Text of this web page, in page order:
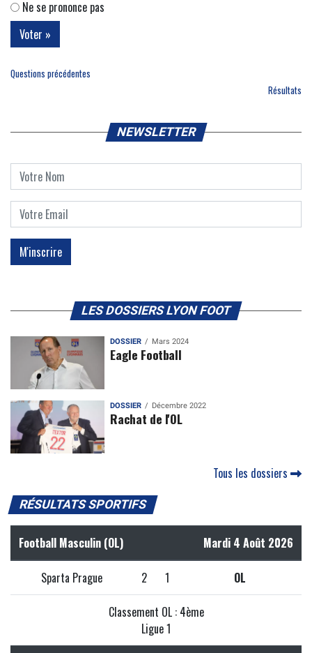
Ne se prononce pas
Questions précédentes
Résultats
NEWSLETTER
LES DOSSIERS LYON FOOT
DOSSIER Mars 2024
Eagle Football
DOSSIER Décembre 2022
Rachat de l'OL
Tous les dossiers
RÉSULTATS SPORTIFS
Football Masculin (OL) Mardi 4 Août 2026
Sparta Prague 2 1 OL
Classement OL : 4ème
Ligue 1